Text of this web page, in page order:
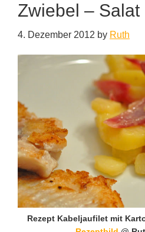
Zwiebel – Salat
4. Dezember 2012 by Ruth
Rezept Kabeljaufilet mit